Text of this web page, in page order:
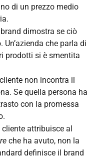
di un prezzo medio
dimostra se ciò
che parla di
prodotti si è smentita
non incontra il
Se quella persona ha
con la promessa
cliente attribuisce al
che ha avuto, non la
definisce il brand